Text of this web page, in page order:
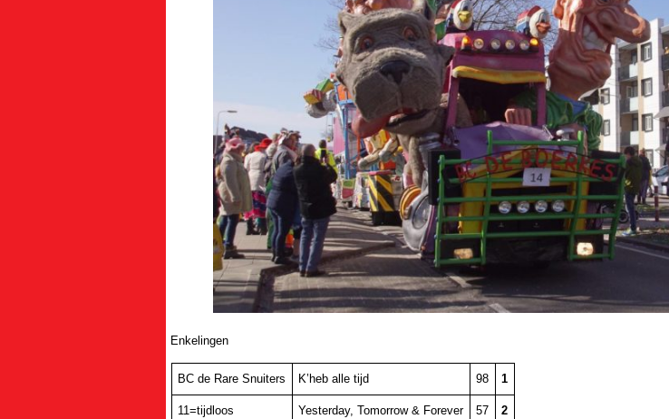
Enkelingen
BC de Rare Snuiters K’heb alle tijd 98 1
11=tijdloos Yesterday, Tomorrow & Forever 57 2